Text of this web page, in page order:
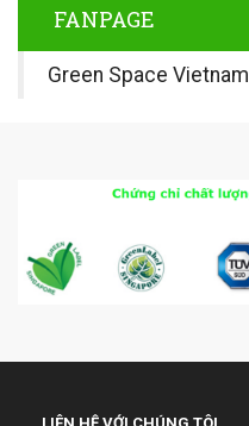
FANPAGE
Green Space Vietnam